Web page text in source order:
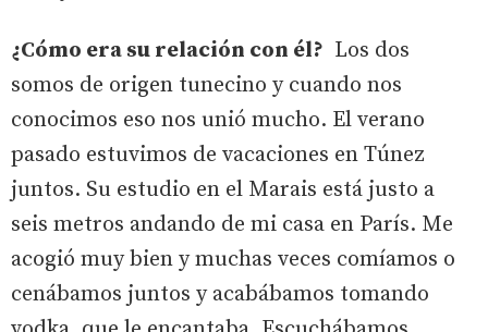
¿Cómo era su relación con él? Los dos
somos de origen tunecino y cuando nos
conocimos eso nos unió mucho. El verano
pasado estuvimos de vacaciones en Túnez
juntos. Su estudio en el Marais está justo a
seis metros andando de mi casa en París. Me
acogió muy bien y muchas veces comíamos o
cenábamos juntos y acabábamos tomando